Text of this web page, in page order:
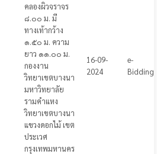
คลองผิวจราจร
๘.๐๐ ม. มี
ทางเท้ากว้าง
๑.๕๐ ม. ความ
ยาว ๑๑.๐๐ ม.
กองงาน
วิทยาเขตบางนา
มหาวิทยาลัย
รามคำแหง
วิทยาเขตบางนา
แขวงดอกไม้ เขต
ประเวศ
กรุงเทพมหานคร
16-09-
2024
e-
Bidding